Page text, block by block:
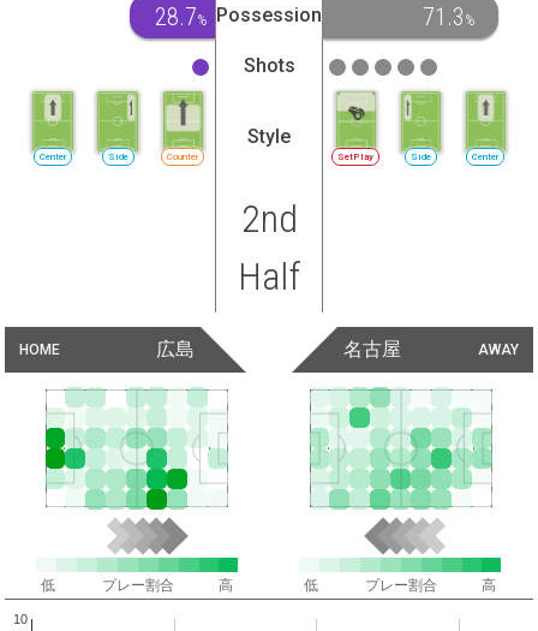
28.7% Possession 71.3 %
Shots
Counter
Side
Center
Style
SetPlay Side Center
2nd
Half
HOME 広島 AWAY
名古屋
低 プレー割合 高 低 プレー割合 高
10